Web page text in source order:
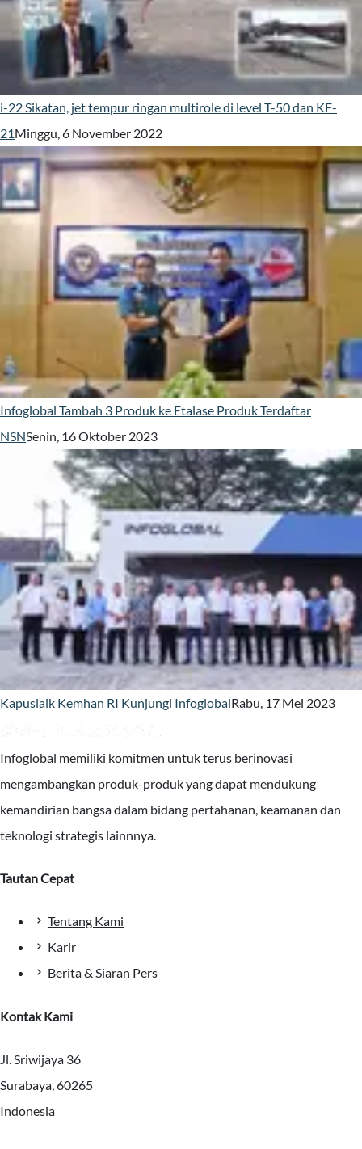
i-22 Sikatan, jet tempur ringan multirole di level T-50 dan KF-
21Minggu, 6 November 2022
Infoglobal Tambah 3 Produk ke Etalase Produk Terdaftar
NSNSenin, 16 Oktober 2023
Kapuslaik Kemhan RI Kunjungi InfoglobalRabu, 17 Mei 2023
Infoglobal memiliki komitmen untuk terus berinovasi
mengambangkan produk-produk yang dapat mendukung
kemandirian bangsa dalam bidang pertahanan, keamanan dan
teknologi strategis lainnnya.
Tautan Cepat
Tentang Kami
Karir
Berita & Siaran Pers
Kontak Kami
Jl. Sriwijaya 36
Surabaya, 60265
Indonesia